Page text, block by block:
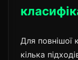
Для повнішої
кілька